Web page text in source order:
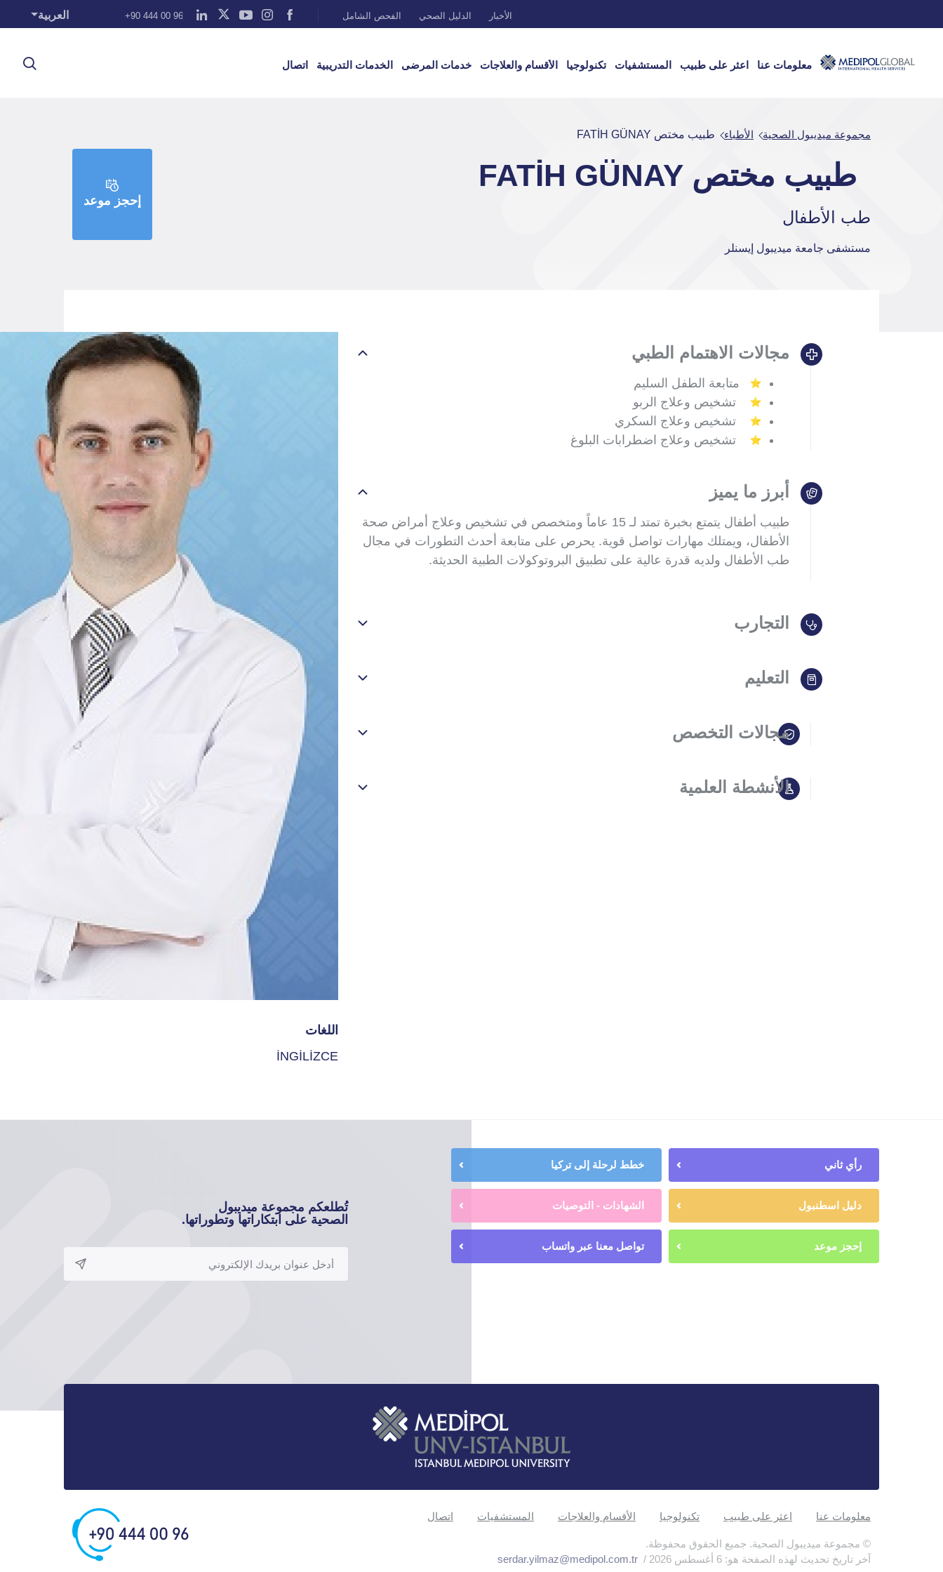
الأخبار الدليل الصحي الفحص الشامل +90 444 00 96 العربية
معلومات عنا اعثر على طبيب المستشفيات تكنولوجيا الأقسام والعلاجات خدمات المرضى الخدمات التدريبية اتصال
مجموعة ميديبول الصحية الأطباء طبيب مختص FATİH GÜNAY
طبيب مختص FATİH GÜNAY
طب الأطفال
مستشفى جامعة ميديبول إيسنلر
إحجز موعد
اللغات
İNGİLİZCE
مجالات الاهتمام الطبي
متابعة الطفل السليم
تشخيص وعلاج الربو
تشخيص وعلاج السكري
تشخيص وعلاج اضطرابات البلوغ
أبرز ما يميز
طبيب أطفال يتمتع بخبرة تمتد لـ 15 عاماً ومتخصص في تشخيص وعلاج أمراض صحة
الأطفال، ويمتلك مهارات تواصل قوية. يحرص على متابعة أحدث التطورات في مجال
طب الأطفال ولديه قدرة عالية على تطبيق البروتوكولات الطبية الحديثة.
التجارب
التعليم
مجالات التخصص
الأنشطة العلمية
رأي ثاني خطط لرحلة إلى تركيا
دليل اسطنبول الشهادات - التوصيات
إحجز موعد تواصل معنا عبر واتساب
تُطلعكم مجموعة ميديبول
الصحية على ابتكاراتها وتطوراتها.
معلومات عنا اعثر على طبيب تكنولوجيا الأقسام والعلاجات المستشفيات اتصال
© مجموعة ميديبول الصحية. جميع الحقوق محفوظة.
آخر تاريخ تحديث لهذه الصفحة هو: 6 أغسطس 2026 /
serdar.yilmaz@medipol.com.tr